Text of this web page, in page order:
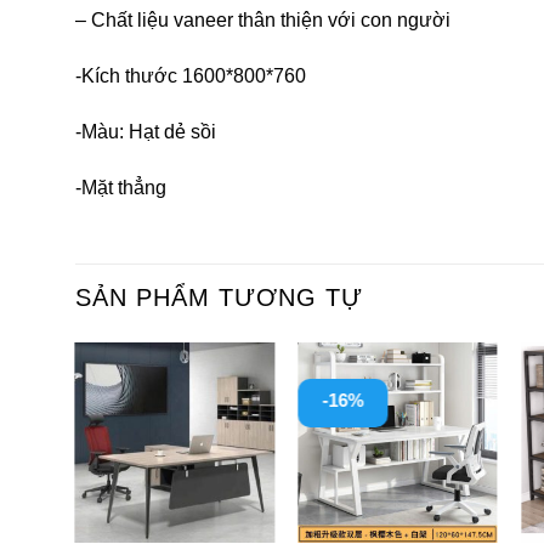
– Chất liệu vaneer thân thiện với con người
-Kích thước 1600*800*760
-Màu: Hạt dẻ sồi
-Mặt thẳng
SẢN PHẨM TƯƠNG TỰ
-16%